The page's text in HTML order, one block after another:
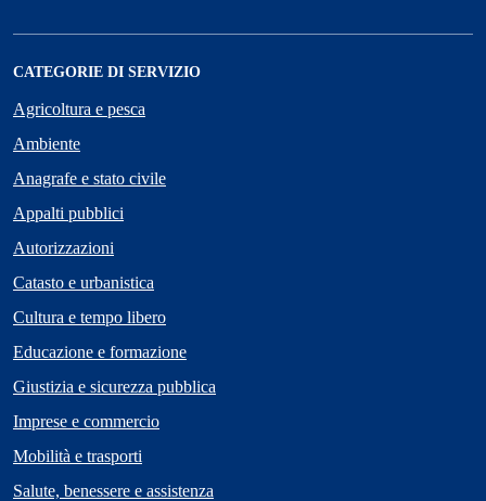
CATEGORIE DI SERVIZIO
Agricoltura e pesca
Ambiente
Anagrafe e stato civile
Appalti pubblici
Autorizzazioni
Catasto e urbanistica
Cultura e tempo libero
Educazione e formazione
Giustizia e sicurezza pubblica
Imprese e commercio
Mobilità e trasporti
Salute, benessere e assistenza